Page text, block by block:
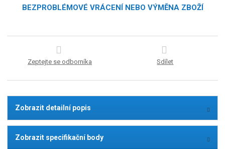
BEZPROBLÉMOVÉ VRÁCENÍ NEBO VÝMĚNA ZBOŽÍ
Zeptejte se odborníka Sdílet
Zobrazit detailní popis
Zobrazit specifikační body